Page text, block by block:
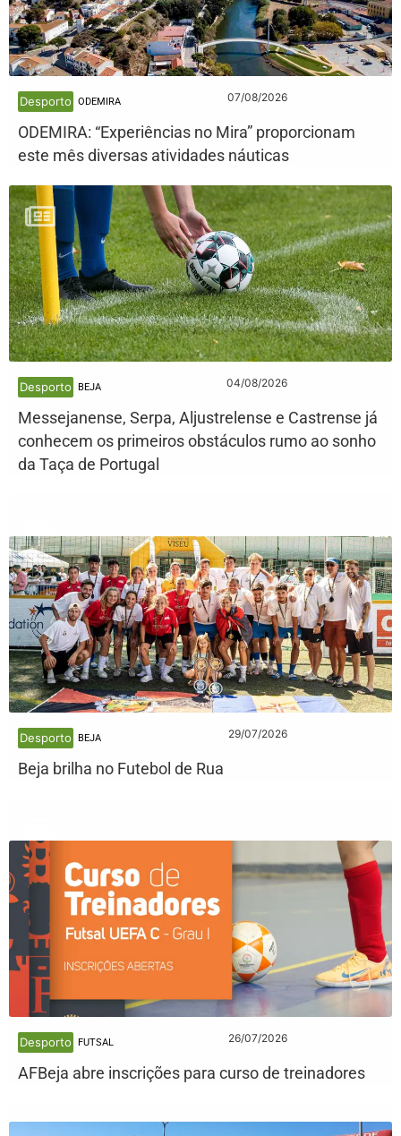
Desporto ODEMIRA 07/08/2026
ODEMIRA: “Experiências no Mira” proporcionam
este mês diversas atividades náuticas
Desporto BEJA 04/08/2026
Messejanense, Serpa, Aljustrelense e Castrense já
conhecem os primeiros obstáculos rumo ao sonho
da Taça de Portugal
Desporto BEJA 29/07/2026
Beja brilha no Futebol de Rua
Desporto FUTSAL 26/07/2026
AFBeja abre inscrições para curso de treinadores